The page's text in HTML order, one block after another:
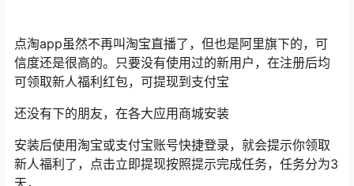
点淘app虽然不再叫淘宝直播了，但也是阿里旗下的，可
信度还是很高的。只要没有使用过的新用户，在注册后均
可领取新人福利红包，可提现到支付宝
还没有下的朋友，在各大应用商城安装
安装后使用淘宝或支付宝账号快捷登录，就会提示你领取
新人福利了，点击立即提现按照提示完成任务，任务分为3
天，